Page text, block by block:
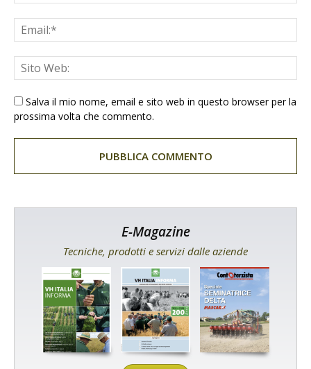
Salva il mio nome, email e sito web in questo browser per la
prossima volta che commento.
E-Magazine
Tecniche, prodotti e servizi dalle aziende